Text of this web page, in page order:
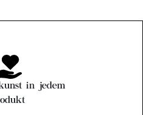
in jedem